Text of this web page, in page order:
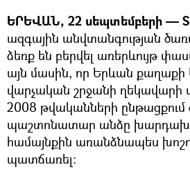
ԵՐԵՎԱՆ, 22 սեպտեմբերի —
ազգային անվտանգության
ձեռք են բերվել առերևույթ
այն մասին, որ Երևան քաղաքի
վարչական շրջանի ղեկավարի
2008 թվականների ընթացքում
պաշտոնատար անձը
համայնքին առանձնապես
պատճառել։